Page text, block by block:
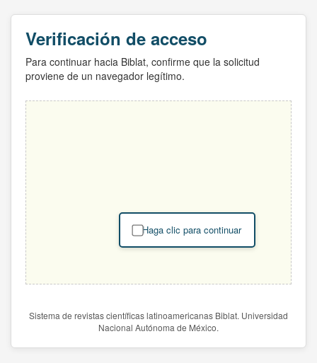
Verificación de acceso
Para continuar hacia Biblat, confirme que la solicitud
proviene de un navegador legítimo.
Haga clic para continuar
Sistema de revistas científicas latinoamericanas Biblat. Universidad
Nacional Autónoma de México.